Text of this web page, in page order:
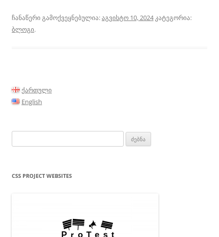
ჩანაწერი გამოქვეყნებულია:აგვისტო 10, 2024კატეგორია:
ბლოგი.
ქართული
English
CSS PROJECT WEBSITES